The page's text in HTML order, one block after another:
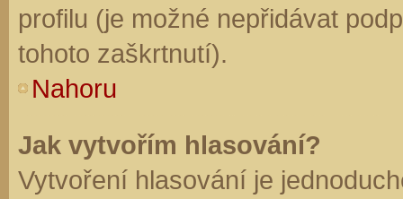
profilu (je možné nepřidávat
tohoto zaškrtnutí).
Nahoru
Jak vytvořím hlasování?
Vytvoření hlasování je